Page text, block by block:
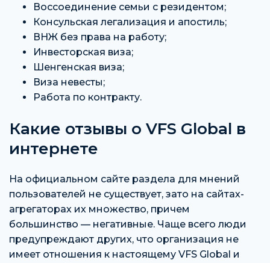
Воссоединение семьи с резидентом;
Консульская легализация и апостиль;
ВНЖ без права на работу;
Инвесторская виза;
Шенгенская виза;
Виза невесты;
Работа по контракту.
Какие отзывы о VFS Global в
интернете
На официальном сайте раздела для мнений
пользователей не существует, зато на сайтах-
агрегаторах их множество, причем
большинство — негативные. Чаще всего люди
предупреждают других, что организация не
имеет отношения к настоящему VFS Global и